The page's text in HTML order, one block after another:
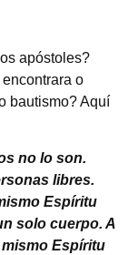
apóstoles?
o
bautismo? Aquí
no lo son.
libres.
Espíritu
solo cuerpo. A
Espíritu